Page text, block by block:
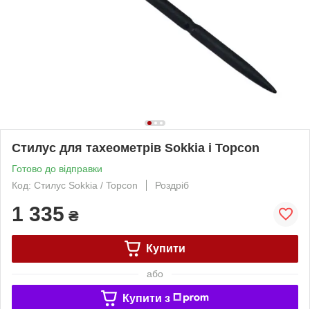
Стилус для тахеометрів Sokkia і Topcon
Готово до відправки
Код: Стилус Sokkia / Topcon
Роздріб
1 335 ₴
Купити
або
Купити з